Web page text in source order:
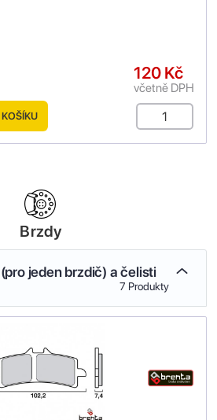
120 Kč
včetně DPH
Brzdy
jeden brzdič) a čelisti
7 Produkty